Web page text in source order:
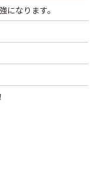
なります。